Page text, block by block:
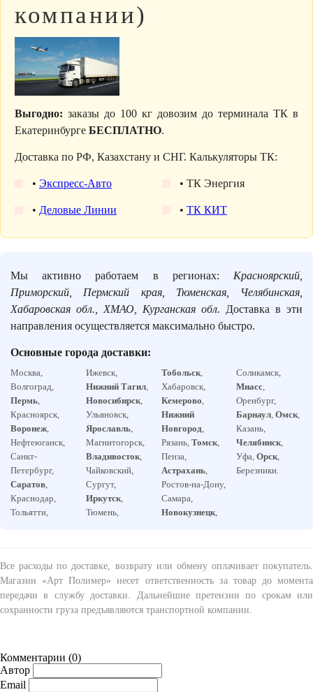
компании)
Выгодно: заказы до 100 кг довозим до терминала ТК в
Екатеринбурге БЕСПЛАТНО.
Доставка по РФ, Казахстану и СНГ. Калькуляторы ТК:
• Экспресс-Авто
• Деловые Линии
• ТК Энергия
• ТК КИТ
Мы активно работаем в регионах: Красноярский,
Приморский, Пермский края, Тюменская, Челябинская,
Хабаровская обл., ХМАО, Курганская обл. Доставка в эти
направления осуществляется максимально быстро.
Основные города доставки:
Москва,
Волгоград,
Пермь,
Красноярск,
Воронеж,
Нефтеюганск,
Санкт-
Петербург,
Саратов,
Краснодар,
Тольятти,
Ижевск,
Нижний Тагил,
Новосибирск,
Ульяновск,
Ярославль,
Магнитогорск,
Владивосток,
Чайковский,
Сургут,
Иркутск,
Тюмень,
Тобольск,
Хабаровск,
Кемерово,
Нижний
Новгород,
Рязань, Томск,
Пенза,
Астрахань,
Ростов-на-Дону,
Самара,
Новокузнецк,
Соликамск,
Миасс,
Оренбург,
Барнаул,Омск,
Казань,
Челябинск,
Уфа,Орск,
Березники.
Все расходы по доставке, возврату или обмену оплачивает покупатель.
Магазин «Арт Полимер» несет ответственность за товар до момента
передачи в службу доставки. Дальнейшие претензии по срокам или
сохранности груза предъявляются транспортной компании.
Комментарии (0)
Автор
Email